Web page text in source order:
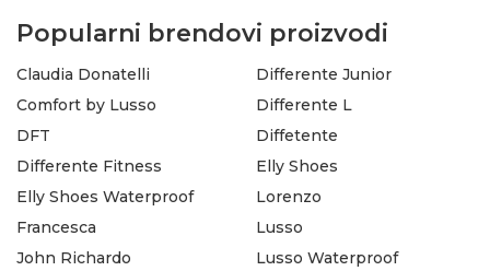
Popularni brendovi proizvodi
Claudia Donatelli
Comfort by Lusso
DFT
Differente Fitness
Differente Junior
Differente L
Diffetente
Elly Shoes
Elly Shoes Waterproof
Francesca
John Richardo
Lorenzo
Lusso
Lusso Waterproof